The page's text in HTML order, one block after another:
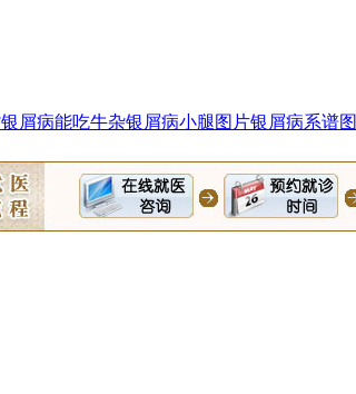
银屑病能吃牛杂银屑病小腿图片银屑病系谱图